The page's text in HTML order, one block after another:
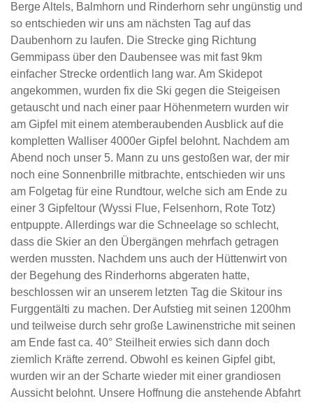
Berge Altels, Balmhorn und Rinderhorn sehr ungünstig und
so entschieden wir uns am nächsten Tag auf das
Daubenhorn zu laufen. Die Strecke ging Richtung
Gemmipass über den Daubensee was mit fast 9km
einfacher Strecke ordentlich lang war. Am Skidepot
angekommen, wurden fix die Ski gegen die Steigeisen
getauscht und nach einer paar Höhenmetern wurden wir
am Gipfel mit einem atemberaubenden Ausblick auf die
kompletten Walliser 4000er Gipfel belohnt. Nachdem am
Abend noch unser 5. Mann zu uns gestoßen war, der mir
noch eine Sonnenbrille mitbrachte, entschieden wir uns
am Folgetag für eine Rundtour, welche sich am Ende zu
einer 3 Gipfeltour (Wyssi Flue, Felsenhorn, Rote Totz)
entpuppte. Allerdings war die Schneelage so schlecht,
dass die Skier an den Übergängen mehrfach getragen
werden mussten. Nachdem uns auch der Hüttenwirt von
der Begehung des Rinderhorns abgeraten hatte,
beschlossen wir an unserem letzten Tag die Skitour ins
Furggentälti zu machen. Der Aufstieg mit seinen 1200hm
und teilweise durch sehr große Lawinenstriche mit seinen
am Ende fast ca. 40° Steilheit erwies sich dann doch
ziemlich Kräfte zerrend. Obwohl es keinen Gipfel gibt,
wurden wir an der Scharte wieder mit einer grandiosen
Aussicht belohnt. Unsere Hoffnung die anstehende Abfahrt